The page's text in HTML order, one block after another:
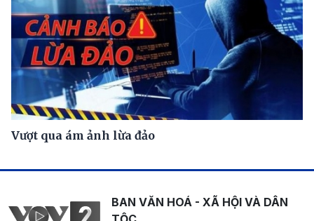
Vượt qua ám ảnh lừa đảo
BAN VĂN HOÁ - XÃ HỘI VÀ DÂN